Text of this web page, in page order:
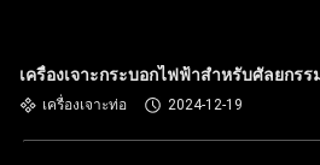
เครื่องเจาะกระบอกไฟฟ้าสําหรับศัลยกรร
เครื่องเจาะท่อ 2024-12-19